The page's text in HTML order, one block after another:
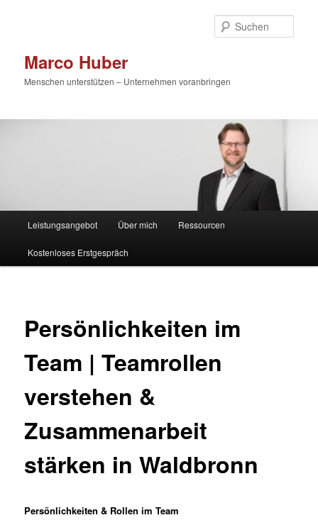
Marco Huber
Menschen unterstützen – Unternehmen voranbringen
Leistungsangebot Über mich Ressourcen
Kostenloses Erstgespräch
Persönlichkeiten im
Team | Teamrollen
verstehen &
Zusammenarbeit
stärken in Waldbronn
Persönlichkeiten & Rollen im Team